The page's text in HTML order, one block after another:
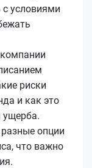
с условиями
риски
и как это
ущерба.
опции
что важно